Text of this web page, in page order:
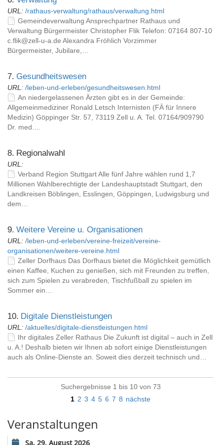
URL: /rathaus-verwaltung/rathaus/verwaltung.html
Gemeindeverwaltung Ansprechpartner Rathaus und
Verwaltung Bürgermeister Christopher Flik Telefon: 07164 807-10
c.flik@zell-u-a.de Alexandra Fröhlich Vorzimmer
Bürgermeister, Jubilare,…
7. Gesundheitswesen
URL: /leben-und-erleben/gesundheitswesen.html
An niedergelassenen Ärzten gibt es in der Gemeinde:
Allgemeinmediziner Ronald Letsch Internisten (FÄ für Innere
Medizin) Göppinger Str. 57, 73119 Zell u. A. Tel. 07164/909790
Dr. med.…
8. Regionalwahl
URL:
Verband Region Stuttgart Alle fünf Jahre wählen rund 1,7
Millionen Wahlberechtigte der Landeshauptstadt Stuttgart, den
Landkreisen Böblingen, Esslingen, Göppingen, Ludwigsburg und
dem…
9. Weitere Vereine u. Organisationen
URL: /leben-und-erleben/vereine-freizeit/vereine-
organisationen/weitere-vereine.html
Zeller Dorfhaus Das Dorfhaus bietet die Möglichkeit gemütlich
einen Kaffee, Kuchen zu genießen, sich mit Freunden zu treffen,
sich zum Spielen zu verabreden, Tischfußball zu spielen im
Sommer ein…
10. Digitale Dienstleistungen
URL: /aktuelles/digitale-dienstleistungen.html
Ihr digitales Zeller Rathaus Die Zukunft ist digital – auch in Zell
u. A.! Deshalb bieten wir Ihnen ab sofort einige Dienstleistungen
auch als Online-Dienste an. Soweit dies derzeit technisch und…
Suchergebnisse 1 bis 10 von 73
1 2 3 4 5 6 7 8 nächste
Veranstaltungen
Sa, 29. August 2026